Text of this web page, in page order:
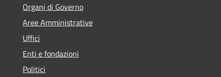
Organi di Governo
Aree Amministrative
Uffici
Enti e fondazioni
Politici